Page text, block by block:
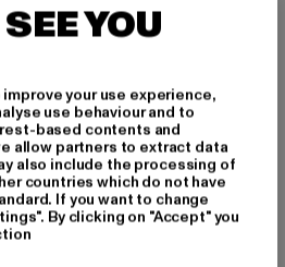
39,99 EUR
BRANDIT
M-65 Vintage
43,79 EUR
Derzeitiger Preis: 43,79 EUR
59,99 EUR Aktionspreis:
YOU
your use experience,
use behaviour and to
based contents and
allow partners to extract data
also include the processing of
countries which do not have
If you want to change
By clicking on "Accept" you